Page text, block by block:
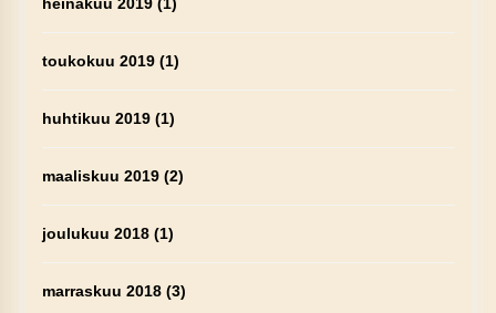
toukokuu 2019(1)
huhtikuu 2019(1)
maaliskuu 2019(2)
joulukuu 2018(1)
marraskuu 2018(3)